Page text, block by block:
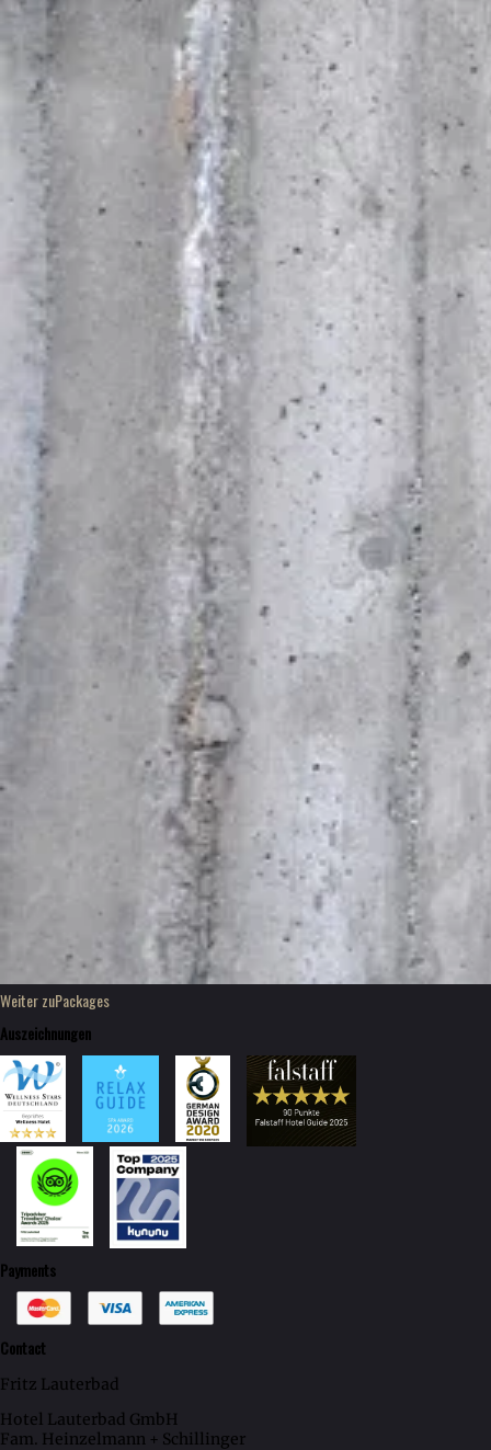
Weiter zuPackages
Auszeichnungen
Payments
Contact
Fritz Lauterbad
Hotel Lauterbad GmbH
Fam. Heinzelmann + Schillinger